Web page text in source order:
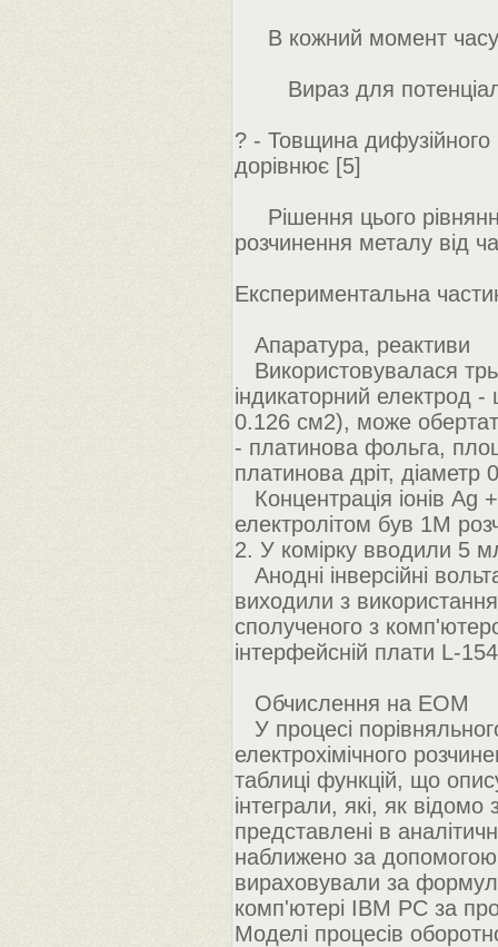
В кожний момент часу t
Вираз для
? - Товщина
дорівнює [5]
Рішення цього
розчинення металу від
Експериментальна
Апаратура, реактиви
Використовувалася
індикаторний електрод
0.126 см2), може
- платинова фольга,
платинова дріт,
Концентрація іонів
електролітом був 1M
2. У комірку вводили 5
Анодні інверсійні
виходили з
сполученого з
інтерфейсній плати L-
Обчислення на ЕОМ
У процесі
електрохімічного
таблиці функцій, що
інтеграли, які, як
представлені в
наближено за допомогою
вираховували за
комп'ютері IBM PC за
Моделі процесів